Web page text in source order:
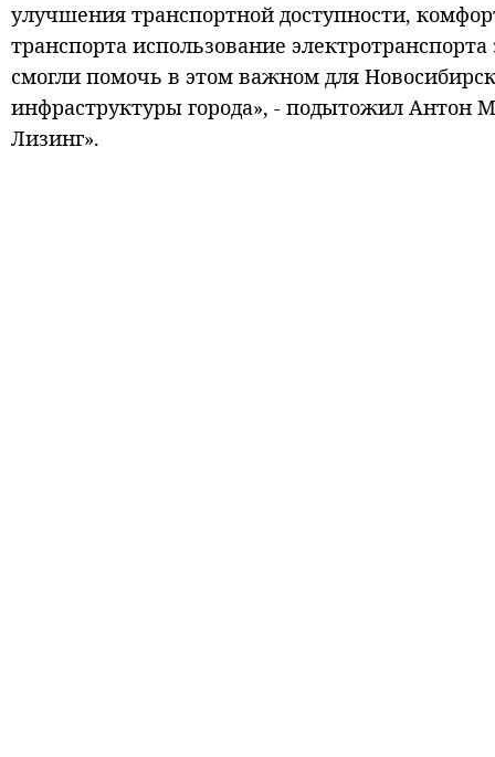
улучшения транспортной доступности,
транспорта использование
смогли помочь в этом важном для
инфраструктуры города», - подытожил Антон
Лизинг».